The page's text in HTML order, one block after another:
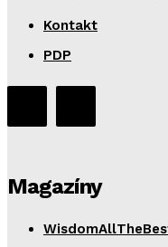
Kontakt
PDP
Magazíny